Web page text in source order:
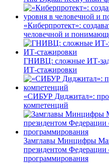
«Киберпротект»:
человечной и
ГНИВЦ: сложные
ИТ‑стажировки
«СИБУР Диджитал»:
компетенций
Замглавы Минцифры
президентом Федерации
программирования